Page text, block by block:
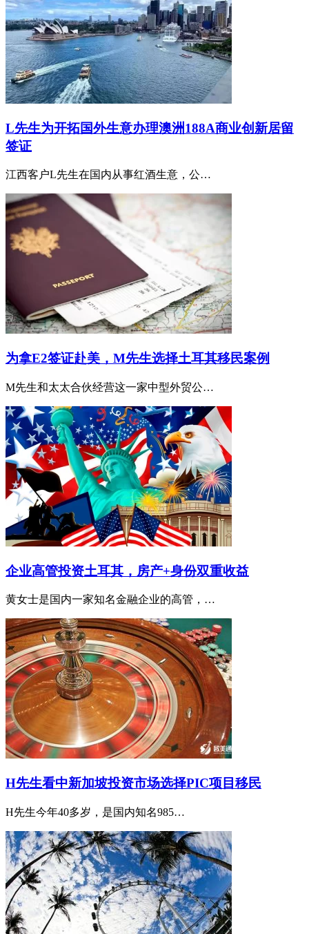
L先生为开拓国外生意办理澳洲188A商业创新居留
签证
江西客户L先生在国内从事红酒生意，公…
为拿E2签证赴美，M先生选择土耳其移民案例
M先生和太太合伙经营这一家中型外贸公…
企业高管投资土耳其，房产+身份双重收益
黄女士是国内一家知名金融企业的高管，…
H先生看中新加坡投资市场选择PIC项目移民
H先生今年40多岁，是国内知名985…